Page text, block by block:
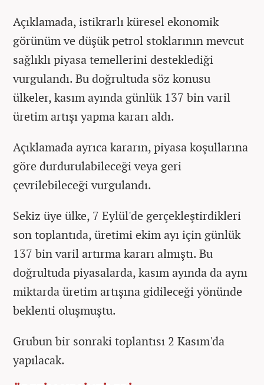
Açıklamada, istikrarlı küresel ekonomik
görünüm ve düşük petrol stoklarının mevcut
sağlıklı piyasa temellerini desteklediği
vurgulandı. Bu doğrultuda söz konusu
ülkeler, kasım ayında günlük 137 bin varil
üretim artışı yapma kararı aldı.
Açıklamada ayrıca kararın, piyasa koşullarına
göre durdurulabileceği veya geri
çevrilebileceği vurgulandı.
Sekiz üye ülke, 7 Eylül'de gerçekleştirdikleri
son toplantıda, üretimi ekim ayı için günlük
137 bin varil artırma kararı almıştı. Bu
doğrultuda piyasalarda, kasım ayında da aynı
miktarda üretim artışına gidileceği yönünde
beklenti oluşmuştu.
Grubun bir sonraki toplantısı 2 Kasım'da
yapılacak.